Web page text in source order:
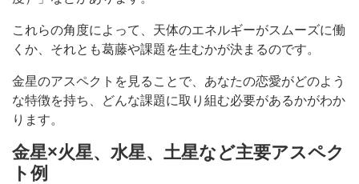
これらの角度によって、天体のエネルギーがスムーズに働
くか、それとも葛藤や課題を生むかが決まるのです。
金星のアスペクトを見ることで、あなたの恋愛がどのよう
な特徴を持ち、どんな課題に取り組む必要があるかがわか
ります。
金星×火星、水星、土星など主要アスペク
ト例